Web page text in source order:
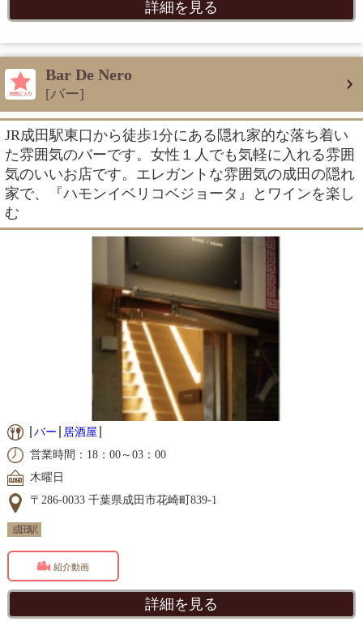
詳細を見る
Bar De Nero
[バー]
JR成田駅東口から徒歩1分にある隠れ家的な落ち着い
た雰囲気のバーです。女性１人でも気軽に入れる雰囲
気のいいお店です。エレガントな雰囲気の成田の隠れ
家で、『ハモンイベリコベジョータ』とワインを楽し
む
バー
居酒屋
営業時間：18：00～03：00
木曜日
〒286-0033 千葉県成田市花崎町839-1
成田駅
紹介動画
詳細を見る